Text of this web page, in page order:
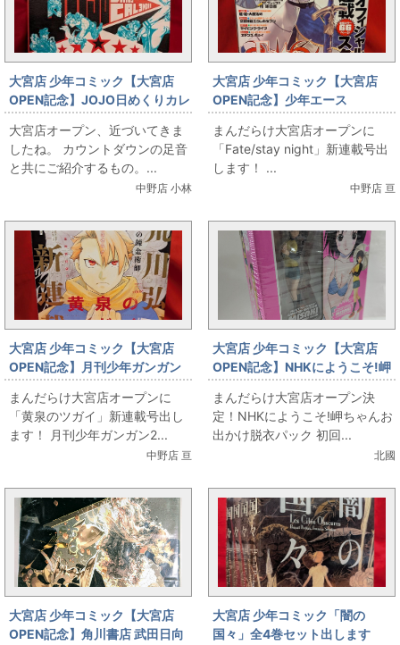
大宮店 少年コミック【大宮店
OPEN記念】JOJO日めくりカレ
ンダー
大宮店オープン、近づいてきま
したね。 カウントダウンの足音
と共にご紹介するもの。...
中野店 小林
大宮店 少年コミック【大宮店
OPEN記念】少年エース
「Fate/stay night」新連載号
まんだらけ大宮店オープンに
「Fate/stay night」新連載号出
します！ ...
中野店 亘
大宮店 少年コミック【大宮店
OPEN記念】月刊少年ガンガン
「黄泉のツガイ」新連載号
まんだらけ大宮店オープンに
「黄泉のツガイ」新連載号出し
ます！ 月刊少年ガンガン2...
中野店 亘
大宮店 少年コミック【大宮店
OPEN記念】NHKにようこそ!岬
ちゃんお出かけ脱衣パック 初回
限定版 4
まんだらけ大宮店オープン決
定！NHKにようこそ!岬ちゃんお
出かけ脱衣パック 初回...
北國
大宮店 少年コミック【大宮店
OPEN記念】角川書店 武田日向
大宮店 少年コミック「闇の
国々」全4巻セット出します